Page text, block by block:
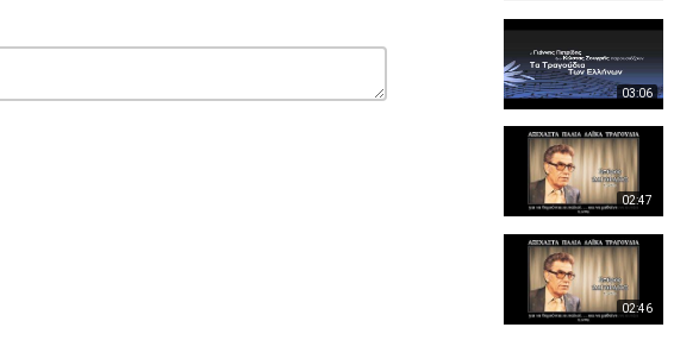
03:06
02:47
02:46